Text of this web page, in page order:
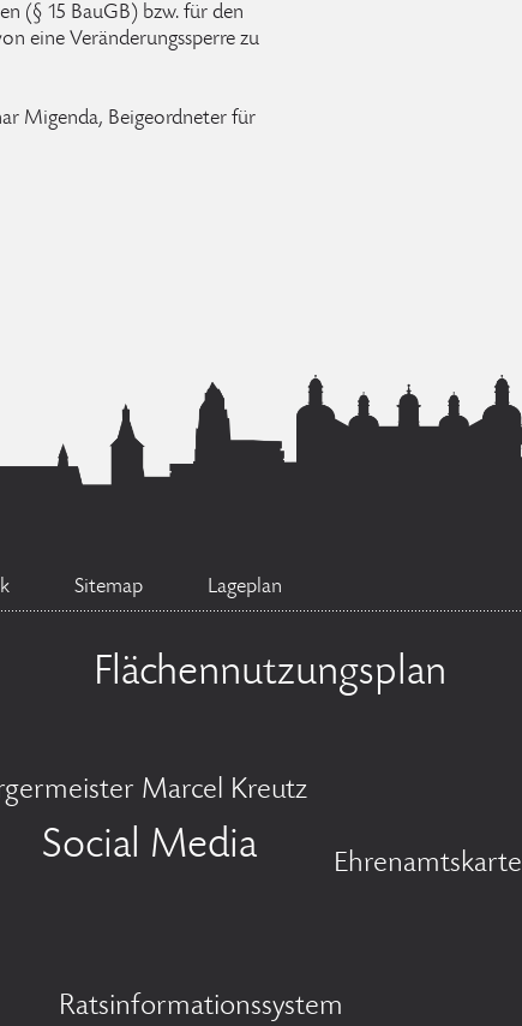
(§ 15 BauGB) bzw. für den
eine Veränderungssperre zu
Migenda, Beigeordneter für
Sitemap Lageplan
Flächennutzungsplan
Marcel Kreutz
Social Media Ehrenamtskarte
Ratsinformationssystem